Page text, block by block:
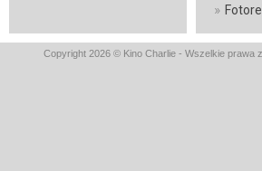
»
Copyright 2026 © Kino Charlie - Wszelkie prawa